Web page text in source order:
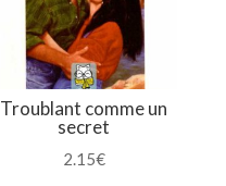
Troublant comme un
secret
2.15€